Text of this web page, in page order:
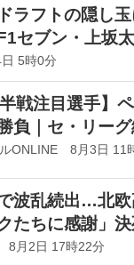
ラフトの隠し
セブン・上坂
5時0分
半戦注目選手
負｜セ・リー
ONLINE 8月3日 11
波乱続出…北
たちに感謝」
8月2日 17時22分